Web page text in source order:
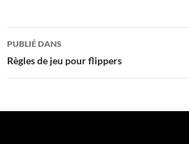
Navigation
des
PUBLIÉ DANS
Règles de jeu pour flippers